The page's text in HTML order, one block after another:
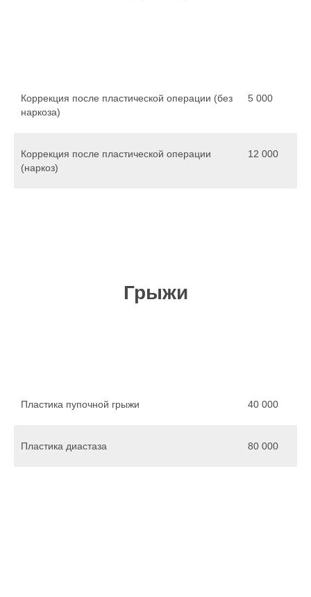
Коррекция после пластической операции (без
наркоза)
5 000
Коррекция после пластической операции
(наркоз)
12 000
Грыжи
Пластика пупочной грыжи 40 000
Пластика диастаза 80 000